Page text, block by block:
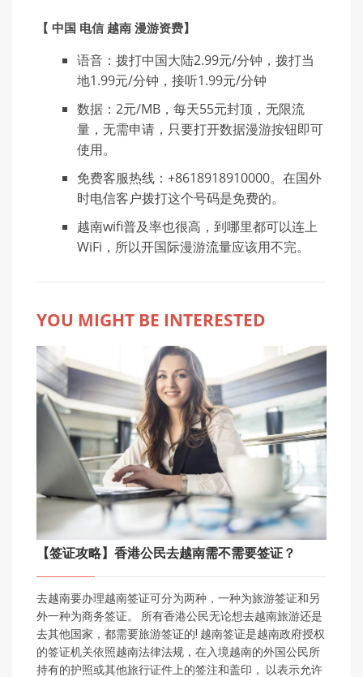
【 中国 电信 越南 漫游资费】
语音：拨打中国大陆2.99元/分钟，拨打当
地1.99元/分钟，接听1.99元/分钟
数据：2元/MB，每天55元封顶，无限流
量，无需申请，只要打开数据漫游按钮即可
使用。
免费客服热线：+8618918910000。在国外
时电信客户拨打这个号码是免费的。
越南wifi普及率也很高，到哪里都可以连上
WiFi，所以开国际漫游流量应该用不完。
YOU MIGHT BE INTERESTED
【签证攻略】香港公民去越南需不需要签证？
去越南要办理越南签证可分为两种，一种为旅游签证和另
外一种为商务签证。 所有香港公民无论想去越南旅游还是
去其他国家，都需要旅游签证的! 越南签证是越南政府授权
的签证机关依照越南法律法规，在入境越南的外国公民所
持有的护照或其他旅行证件上的签注和盖印， 以表示允许